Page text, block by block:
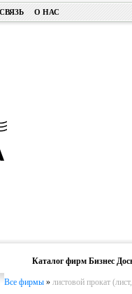
О НАС
Каталог фирм Бизнес
Все фирмы » листовой прокат